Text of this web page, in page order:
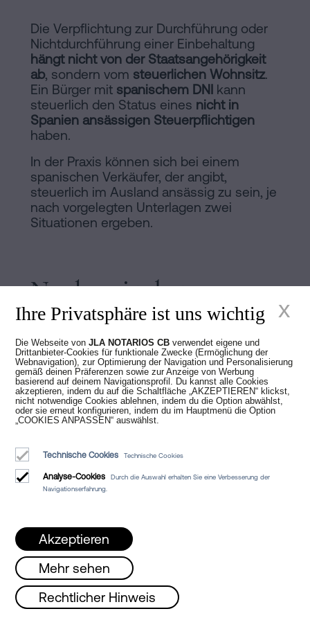
Die Verpflichtung zur Durchführung oder
Nichtdurchführung einer Einbehaltung
hängt nicht von der Staatsangehörigkeit
ab, sondern vom steuerlichen Wohnsitz.
Ein Bürger mit spanischem DNI kann
steuerlich den Status eines nicht in
Spanien ansässigen Steuerpflichtigen
haben.
In der Praxis können sich bei einem
spanischen Verkäufer, der angibt,
steuerlich im Ausland ansässig zu sein, je
nach vorgelegten Unterlagen zwei
Situationen ergeben.
Nachweis des
steuerlichen
Wohnsitzes im
Ausland
einvon der ausländischen Steuerbehörde
ausgestelltes Zertifikatnachweisen. Da es
sich um ein ausländisches öffentliches
Legalisierung, je nach Land) versehen
sein und gegebenenfalls eine
Übersetzungenthalten, die in die
Hauptakte aufgenommen werden muss.
Daskonsularische
Mittwoch und Freitag von 08 bis 15 Uhr
Ihre Privatsphäre ist uns wichtig
Die Webseite vonJLA NOTARIOS CB verwendet eigene und
Drittanbieter-Cookies für funktionale Zwecke (Ermöglichung der
Webnavigation), zur Optimierung der Navigation und Personalisierung
gemäß deinen Präferenzen sowie zur Anzeige von Werbung
basierend auf deinem Navigationsprofil. Du kannst alle Cookies
akzeptieren, indem du auf die Schaltfläche „AKZEPTIEREN“ klickst,
nicht notwendige Cookies ablehnen, indem du die Option abwählst,
oder sie erneut konfigurieren, indem du im Hauptmenü die Option
„COOKIES ANPASSEN“ auswählst.
Technische Cookies Technische Cookies
Analyse-Cookies
Durch die Auswahl erhalten Sie eine Verbesserung der
Navigationserfahrung.
Akzeptieren
Mehr sehen
Rechtlicher Hinweis
x